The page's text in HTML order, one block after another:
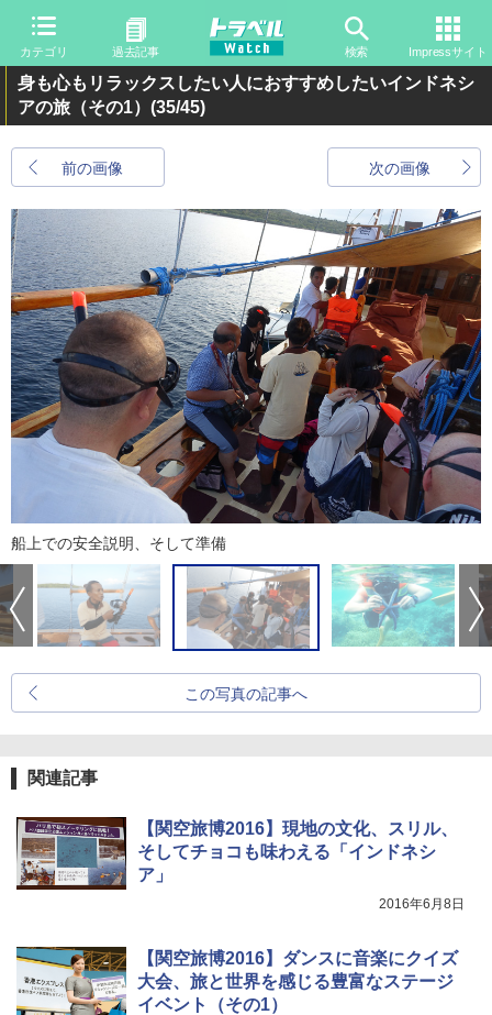
カテゴリ 過去記事 検索 Impressサイト
身も心もリラックスしたい人におすすめしたいインドネシ
アの旅（その1） (35/45)
前の画像 次の画像
船上での安全説明、そして準備
この写真の記事へ
関連記事
【関空旅博2016】現地の文化、スリル、
そしてチョコも味わえる「インドネシ
ア」
2016年6月8日
【関空旅博2016】ダンスに音楽にクイズ
大会、旅と世界を感じる豊富なステージ
イベント（その1）